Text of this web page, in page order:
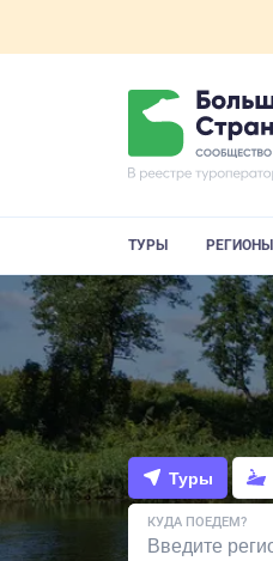
ТУРЫ РЕГИОНЫ
Туры
КУДА ПОЕДЕМ?